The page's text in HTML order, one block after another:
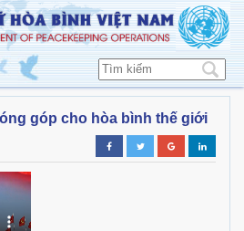
góp cho hòa bình thế giới